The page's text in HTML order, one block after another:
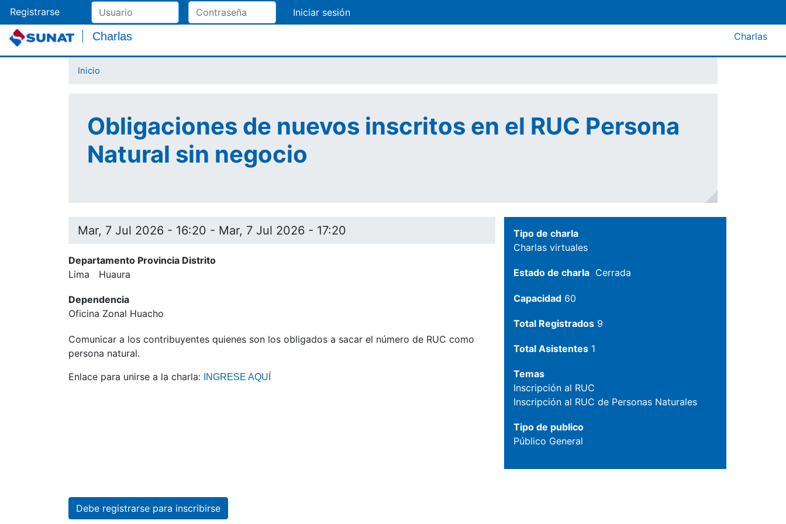
al
Registrarse
Charlas Charlas
Inicio
Obligaciones de nuevos inscritos en el RUC Persona
Natural sin negocio
Mar, 7 Jul 2026 - 16:20 - Mar, 7 Jul 2026 - 17:20
Departamento Provincia Distrito
Lima
Huaura
Dependencia
Oficina Zonal Huacho
Comunicar a los contribuyentes quienes son los obligados a sacar el número de RUC como
persona natural.
Enlace para unirse a la charla:
INGRESE AQUÍ
Tipo de charla
Charlas virtuales
Estado de charla Cerrada
Capacidad 60
Total Registrados 9
Total Asistentes 1
Temas
Inscripción al RUC
Inscripción al RUC de Personas Naturales
Tipo de publico
Público General
Debe registrarse para inscribirse